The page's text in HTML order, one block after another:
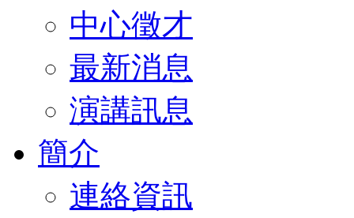
中心徵才
最新消息
演講訊息
簡介
連絡資訊